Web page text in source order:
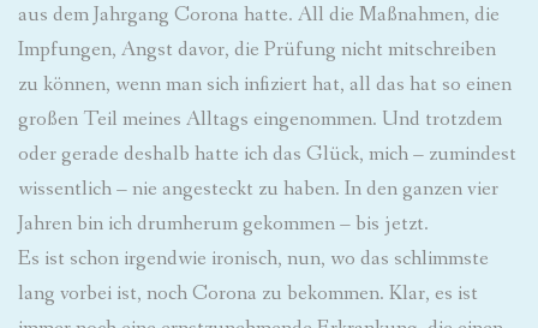
aus dem Jahrgang Corona hatte. All die Maßnahmen, die
Impfungen, Angst davor, die Prüfung nicht mitschreiben
zu können, wenn man sich infiziert hat, all das hat so einen
großen Teil meines Alltags eingenommen. Und trotzdem
oder gerade deshalb hatte ich das Glück, mich – zumindest
wissentlich – nie angesteckt zu haben. In den ganzen vier
Jahren bin ich drumherum gekommen – bis jetzt.
Es ist schon irgendwie ironisch, nun, wo das schlimmste
lang vorbei ist, noch Corona zu bekommen. Klar, es ist